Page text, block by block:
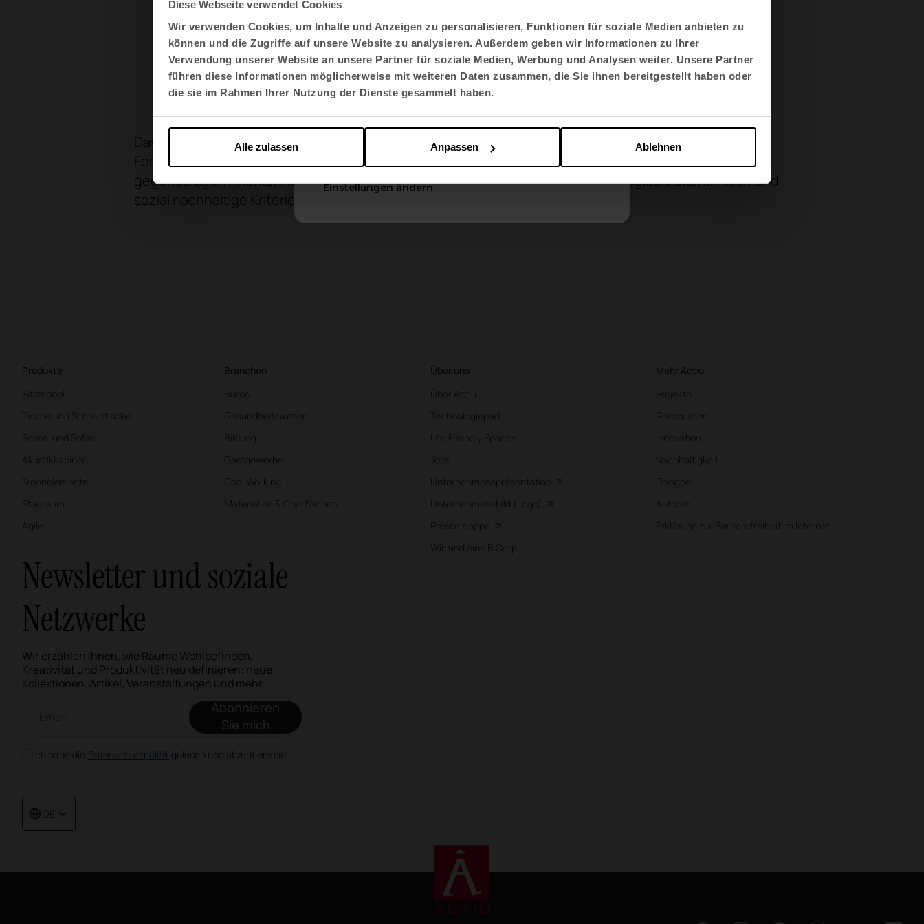
Diese Webseite verwendet Cookies
Wir verwenden Cookies, um Inhalte und Anzeigen zu personalisieren, Funktionen für soziale Medien anbieten zu
können und die Zugriffe auf unsere Website zu analysieren. Außerdem geben wir Informationen zu Ihrer
Verwendung unserer Website an unsere Partner für soziale Medien, Werbung und Analysen weiter. Unsere Partner
führen diese Informationen möglicherweise mit weiteren Daten zusammen, die Sie ihnen bereitgestellt haben oder
die sie im Rahmen Ihrer Nutzung der Dienste gesammelt haben.
Ablehnen
Anpassen
Alle zulassen
Die PEFC-Zertifizierung unterstreicht unser
Engagement
Das Programme for the Endorsement of Forest Certification (PEFC) ist ein globales
Forstzertifizierungssystem, das eine nachhaltige Waldbewirtschaftung fördert. Es basiert auf der
gegenseitigen Anerkennung nationaler Forstzertifizierungsstandards, die ökologisch, ökonomisch und
sozial nachhaltige Kriterien erfüllen.
Produkte
Sitzmöbel
Tische und Schreibtische
Sessel und Sofas
Akustikkabinen
Trennelemente
Stauraum
Agile
Branchen
Büros
Gesundheitswesen
Bildung
Gastgewerbe
Cool Working
Materialien & Oberflächen
Über uns
Über Actiu
Technologiepark
Life Friendly Spaces
Jobs
Unternehmenspräsentation
Unternehmensbild (Logo)
Pressemappe
Wir sind eine B Corp
Mehr Actiu
Projekte
Ressourcen
Innovation
Nachhaltigkeit
Designer
Autoren
Erklärung zur Barrierefreiheit im Internet
Newsletter und soziale
Netzwerke
Wir erzählen Ihnen, wie Räume Wohlbefinden,
Kreativität und Produktivität neu definieren: neue
Kollektionen, Artikel, Veranstaltungen und mehr.
Abonnieren
Sie mich
Ich habe die Datenschutzpolitik gelesen und akzeptiere sie
DE
USA
Sprache auswählen
English US
Apply
Einstellungen ändern.